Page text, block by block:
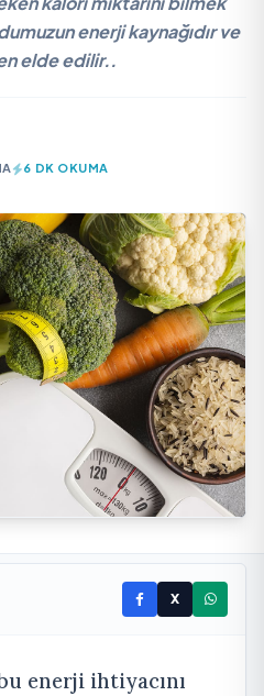
enerji kaynağıdır ve
elde edilir..
6 DK OKUMA
X
enerji ihtiyacını